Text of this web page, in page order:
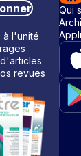
à l'unité
revues
Qui